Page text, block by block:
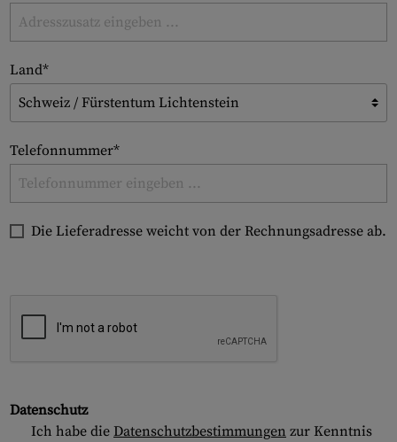
Land*
Telefonnummer*
Die Lieferadresse weicht von der Rechnungsadresse ab.
Datenschutz
Ich habe die Datenschutzbestimmungen zur Kenntnis